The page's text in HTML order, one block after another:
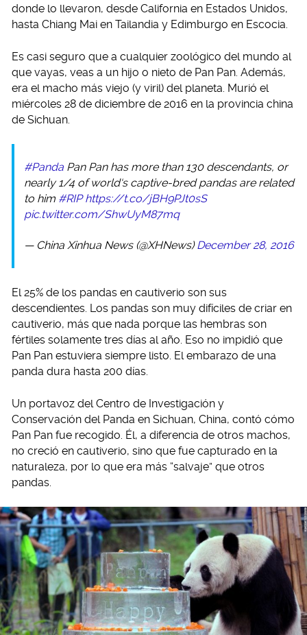
donde lo llevaron, desde California en Estados Unidos,
hasta Chiang Mai en Tailandia y Edimburgo en Escocia.
Es casi seguro que a cualquier zoológico del mundo al
que vayas, veas a un hijo o nieto de Pan Pan. Además,
era el macho más viejo (y viril) del planeta. Murió el
miércoles 28 de diciembre de 2016 en la provincia china
de Sichuan.
#Panda Pan Pan has more than 130 descendants, or
nearly 1/4 of world‘s captive-bred pandas are related
to him #RIP https://t.co/jBH9PJt0sS
pic.twitter.com/ShwUyM87mq
— China Xinhua News (@XHNews)December 28, 2016
El 25% de los pandas en cautiverio son sus
descendientes. Los pandas son muy difíciles de criar en
cautiverio, más que nada porque las hembras son
fértiles solamente tres días al año. Eso no impidió que
Pan Pan estuviera siempre listo. El embarazo de una
panda dura hasta 200 días.
Un portavoz del Centro de Investigación y
Conservación del Panda en Sichuan, China, contó cómo
Pan Pan fue recogido. Él, a diferencia de otros machos,
no creció en cautiverio, sino que fue capturado en la
naturaleza, por lo que era más “salvaje” que otros
pandas.